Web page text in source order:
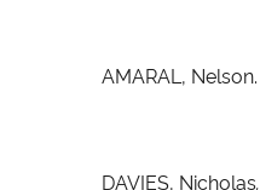
AMARAL, Nelson.
DAVIES, Nicholas.